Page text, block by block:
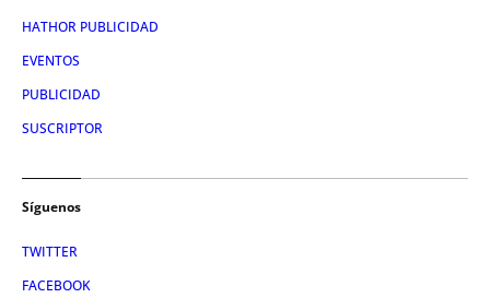
HATHOR PUBLICIDAD
EVENTOS
PUBLICIDAD
SUSCRIPTOR
Síguenos
TWITTER
FACEBOOK